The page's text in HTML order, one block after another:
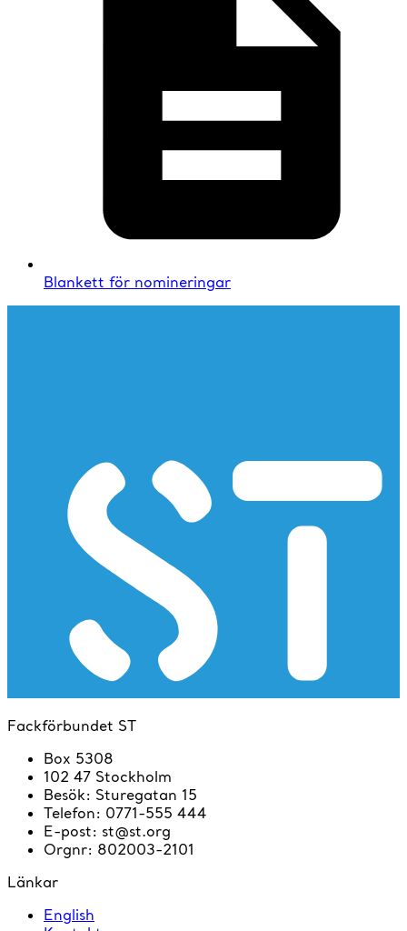
Blankett för nomineringar
Fackförbundet ST
Box 5308
102 47 Stockholm
Besök: Sturegatan 15
Telefon: 0771-555 444
E-post: st@st.org
Orgnr: 802003-2101
Länkar
English